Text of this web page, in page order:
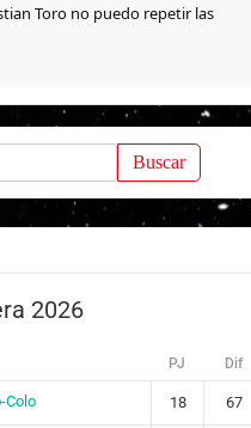
Toro no puedo repetir las
2026
PJ Dif
Colo 18 67